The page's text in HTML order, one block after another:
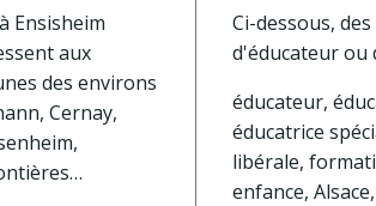
Ensisheim
aux
des environs
Cernay,
Ci-dessous,
d'éducateur ou
éducateur,
éducatrice
libérale,
enfance,